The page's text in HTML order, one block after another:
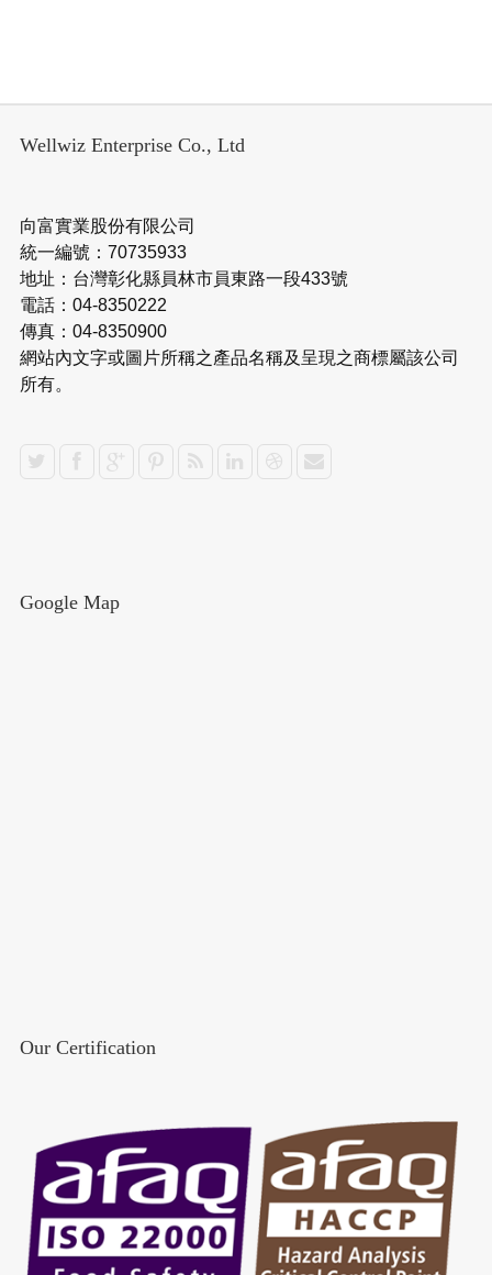
Wellwiz Enterprise Co., Ltd
向富實業股份有限公司
統一編號：70735933
地址：台灣彰化縣員林市員東路一段433號
電話：04-8350222
傳真：04-8350900
網站內文字或圖片所稱之產品名稱及呈現之商標屬該公司
所有。
Google Map
Our Certification